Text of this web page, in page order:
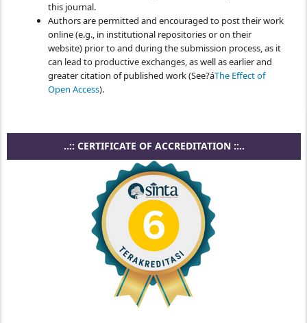
this journal.
Authors are permitted and encouraged to post their work
online (e.g., in institutional repositories or on their
website) prior to and during the submission process, as it
can lead to productive exchanges, as well as earlier and
greater citation of published work (See?áThe Effect of
Open Access).
..:: CERTIFICATE OF ACCREDITATION ::..